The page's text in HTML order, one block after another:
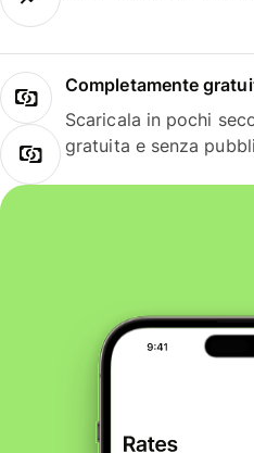
Completamente
Scaricala in pochi
gratuita e senza